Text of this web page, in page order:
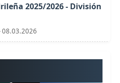
2025/2026 - División
08.03.2026